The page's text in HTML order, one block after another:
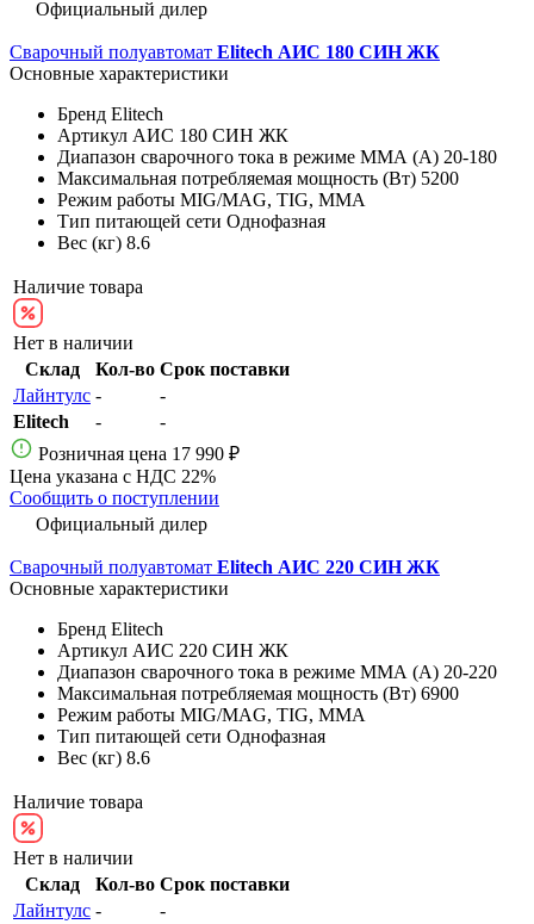
Официальный дилер
Сварочный полуавтомат Elitech АИС 180 СИН ЖК
Основные характеристики
Бренд Elitech
Артикул АИС 180 СИН ЖК
Диапазон сварочного тока в режиме ММА (А) 20-180
Максимальная потребляемая мощность (Вт) 5200
Режим работы MIG/MAG, TIG, MMA
Тип питающей сети Однофазная
Вес (кг) 8.6
Наличие товара
Нет в наличии
Склад
Кол-во Срок поставки
Лайнтулс -
-
Elitech
-
-
Розничная цена 17 990 ₽
Цена указана с НДС 22%
Сообщить о поступлении
Официальный дилер
Сварочный полуавтомат Elitech АИС 220 СИН ЖК
Основные характеристики
Бренд Elitech
Артикул АИС 220 СИН ЖК
Диапазон сварочного тока в режиме ММА (А) 20-220
Максимальная потребляемая мощность (Вт) 6900
Режим работы MIG/MAG, TIG, MMA
Тип питающей сети Однофазная
Вес (кг) 8.6
Наличие товара
Нет в наличии
Склад
Кол-во Срок поставки
Лайнтулс -
-